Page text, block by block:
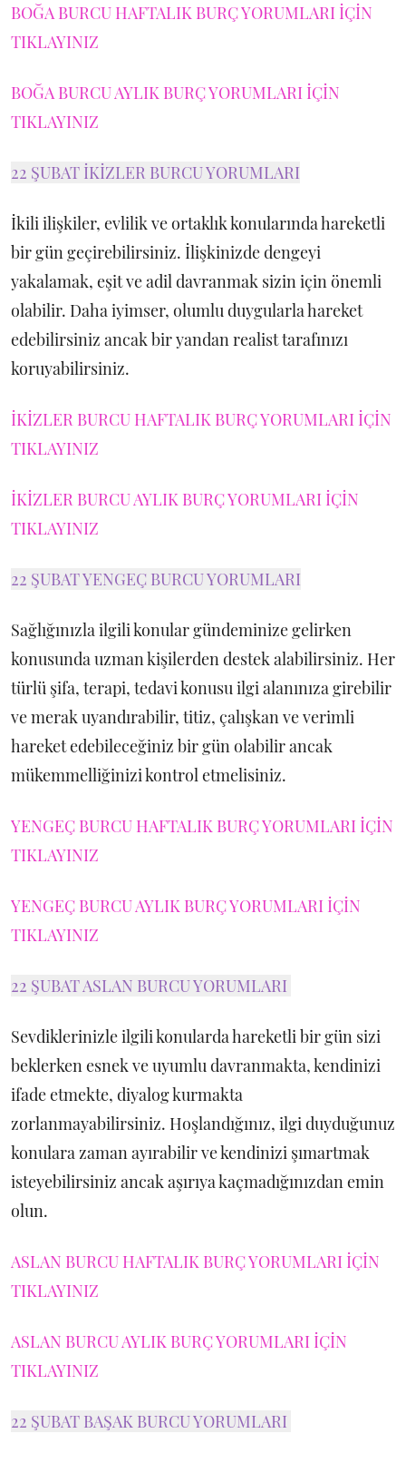
BOĞA BURCU HAFTALIK BURÇ YORUMLARI İÇİN
TIKLAYINIZ
BOĞA BURCU AYLIK BURÇ YORUMLARI İÇİN
TIKLAYINIZ
22 ŞUBAT İKİZLER BURCU YORUMLARI
İkili ilişkiler, evlilik ve ortaklık konularında hareketli
bir gün geçirebilirsiniz. İlişkinizde dengeyi
yakalamak, eşit ve adil davranmak sizin için önemli
olabilir. Daha iyimser, olumlu duygularla hareket
edebilirsiniz ancak bir yandan realist tarafınızı
koruyabilirsiniz.
İKİZLER BURCU HAFTALIK BURÇ YORUMLARI İÇİN
TIKLAYINIZ
İKİZLER BURCU AYLIK BURÇ YORUMLARI İÇİN
TIKLAYINIZ
22 ŞUBAT YENGEÇ BURCU YORUMLARI
Sağlığınızla ilgili konular gündeminize gelirken
konusunda uzman kişilerden destek alabilirsiniz. Her
türlü şifa, terapi, tedavi konusu ilgi alanınıza girebilir
ve merak uyandırabilir, titiz, çalışkan ve verimli
hareket edebileceğiniz bir gün olabilir ancak
mükemmelliğinizi kontrol etmelisiniz.
YENGEÇ BURCU HAFTALIK BURÇ YORUMLARI İÇİN
TIKLAYINIZ
YENGEÇ BURCU AYLIK BURÇ YORUMLARI İÇİN
TIKLAYINIZ
22 ŞUBAT ASLAN BURCU YORUMLARI
Sevdiklerinizle ilgili konularda hareketli bir gün sizi
beklerken esnek ve uyumlu davranmakta, kendinizi
ifade etmekte, diyalog kurmakta
zorlanmayabilirsiniz. Hoşlandığınız, ilgi duyduğunuz
konulara zaman ayırabilir ve kendinizi şımartmak
isteyebilirsiniz ancak aşırıya kaçmadığınızdan emin
olun.
ASLAN BURCU HAFTALIK BURÇ YORUMLARI İÇİN
TIKLAYINIZ
ASLAN BURCU AYLIK BURÇ YORUMLARI İÇİN
TIKLAYINIZ
22 ŞUBAT BAŞAK BURCU YORUMLARI